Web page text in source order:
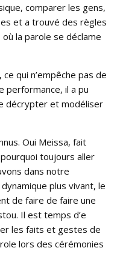
comparer les gens,
et a trouvé des règles
la parole se déclame
qui n’empêche pas de
performance, il a pu
décrypter et modéliser
Oui Meissa, fait
toujours aller
dans notre
plus vivant, le
de faire de faire une
Il est temps d’e
les faits et gestes de
lors des cérémonies